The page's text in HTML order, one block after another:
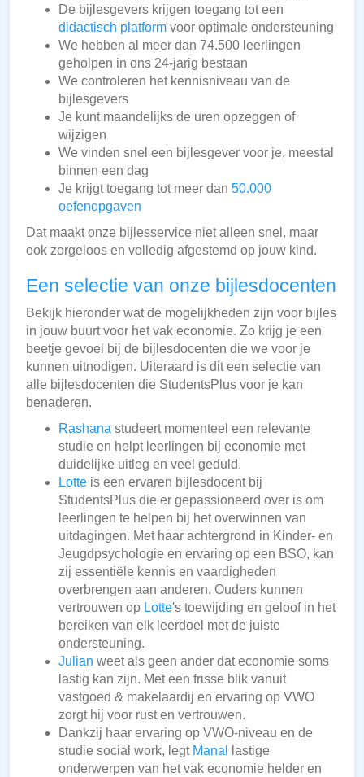
De bijlesgevers krijgen toegang tot een
didactisch platform voor optimale ondersteuning
We hebben al meer dan 74.500 leerlingen
geholpen in ons 24-jarig bestaan
We controleren het kennisniveau van de
bijlesgevers
Je kunt maandelijks de uren opzeggen of
wijzigen
We vinden snel een bijlesgever voor je, meestal
binnen een dag
Je krijgt toegang tot meer dan 50.000
oefenopgaven
Dat maakt onze bijlesservice niet alleen snel, maar
ook zorgeloos en volledig afgestemd op jouw kind.
Een selectie van onze bijlesdocenten
Bekijk hieronder wat de mogelijkheden zijn voor bijles
in jouw buurt voor het vak economie. Zo krijg je een
beetje gevoel bij de bijlesdocenten die we voor je
kunnen uitnodigen. Uiteraard is dit een selectie van
alle bijlesdocenten die StudentsPlus voor je kan
benaderen.
Rashana studeert momenteel een relevante
studie en helpt leerlingen bij economie met
duidelijke uitleg en veel geduld.
Lotte is een ervaren bijlesdocent bij
StudentsPlus die er gepassioneerd over is om
leerlingen te helpen bij het overwinnen van
uitdagingen. Met haar achtergrond in Kinder- en
Jeugdpsychologie en ervaring op een BSO, kan
zij essentiële kennis en vaardigheden
overbrengen aan anderen. Ouders kunnen
vertrouwen op Lotte's toewijding en geloof in het
bereiken van elk leerdoel met de juiste
ondersteuning.
Julian weet als geen ander dat economie soms
lastig kan zijn. Met een frisse blik vanuit
vastgoed & makelaardij en ervaring op VWO
zorgt hij voor rust en vertrouwen.
Dankzij haar ervaring op VWO-niveau en de
studie social work, legt Manal
lastige
onderwerpen van het vak economie helder en